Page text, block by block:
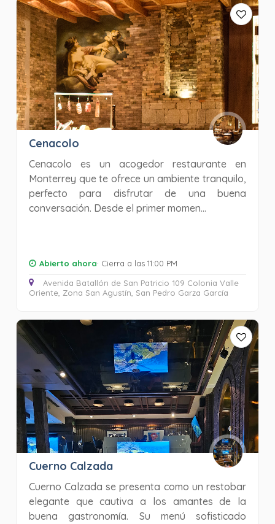
Cenacolo
Cenacolo es un acogedor restaurante en
Monterrey que te ofrece un ambiente tranquilo,
perfecto para disfrutar de una buena
conversación. Desde el primer momen...
Abierto ahora· Cierra a las 11:00 PM
Avenida Batallón de San Patricio 109 Colonia Valle
Oriente, Zona San Agustín, San Pedro Garza García
Cuerno Calzada
Cuerno Calzada se presenta como un restobar
elegante que cautiva a los amantes de la
buena gastronomía. Su menú sofisticado